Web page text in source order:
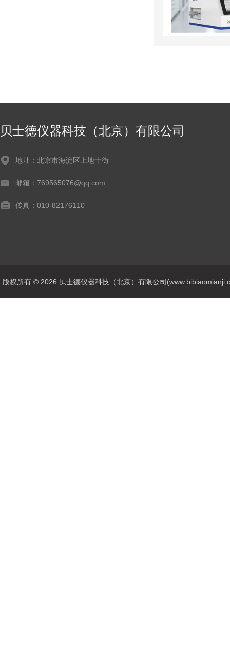
贝士德仪器科技（北京）有限公司
地址：北京市海淀区上地十街
邮箱：769565076@qq.com
传真：010-82176110
版权所有 © 2026 贝士德仪器科技（北京）有限公司